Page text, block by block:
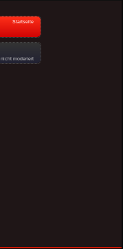
Startseite
nicht moderiert